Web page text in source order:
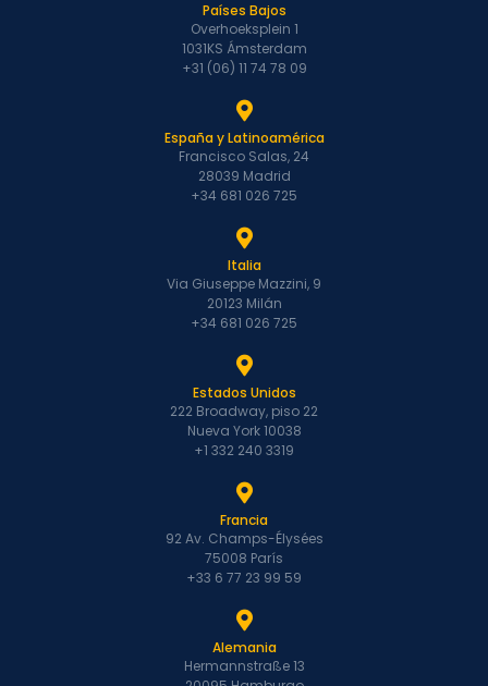
Países Bajos
Overhoeksplein 1
1031KS Ámsterdam
+31 (06) 11 74 78 09
España y Latinoamérica
Francisco Salas, 24
28039 Madrid
+34 681 026 725
Italia
Via Giuseppe Mazzini, 9
20123 Milán
+34 681 026 725
Estados Unidos
222 Broadway, piso 22
Nueva York 10038
+1 332 240 3319
Francia
92 Av. Champs-Élysées
75008 París
+33 6 77 23 99 59
Alemania
Hermannstraße 13